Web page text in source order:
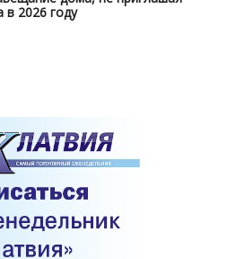
в 2026 году